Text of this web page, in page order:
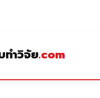
ทำวิจัย.com